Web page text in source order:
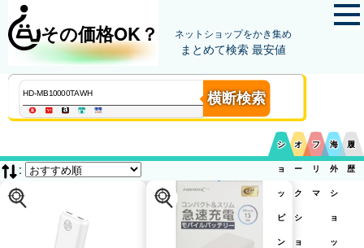
その価格OK？ ネットショップをかき集め
まとめて検索 最安値
横断検索
シ
ョ
ッ
ピ
ン
オ
ー
ク
シ
ョ
フ
リ
マ
海
外
シ
ョ
ッ
履
歴
: